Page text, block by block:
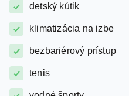
detský kútik
klimatizácia na izbe
bezbariérový prístup
tenis